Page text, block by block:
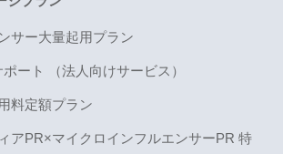
サー大量起用プラン
ート （法人向けサービス）
料定額プラン
アPR×マイクロインフルエンサーPR 特